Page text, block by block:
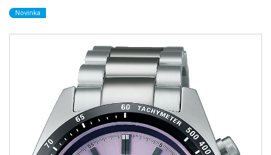
Novinka